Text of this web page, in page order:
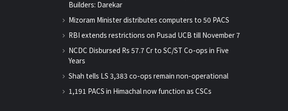
Builders: Darekar
Mizoram Minister distributes computers to 50 PACS
RBI extends restrictions on Pusad UCB till November 7
NCDC Disbursed Rs 57.7 Cr to SC/ST Co-ops in Five
Years
Shah tells LS 3,383 co-ops remain non-operational
1,191 PACS in Himachal now function as CSCs